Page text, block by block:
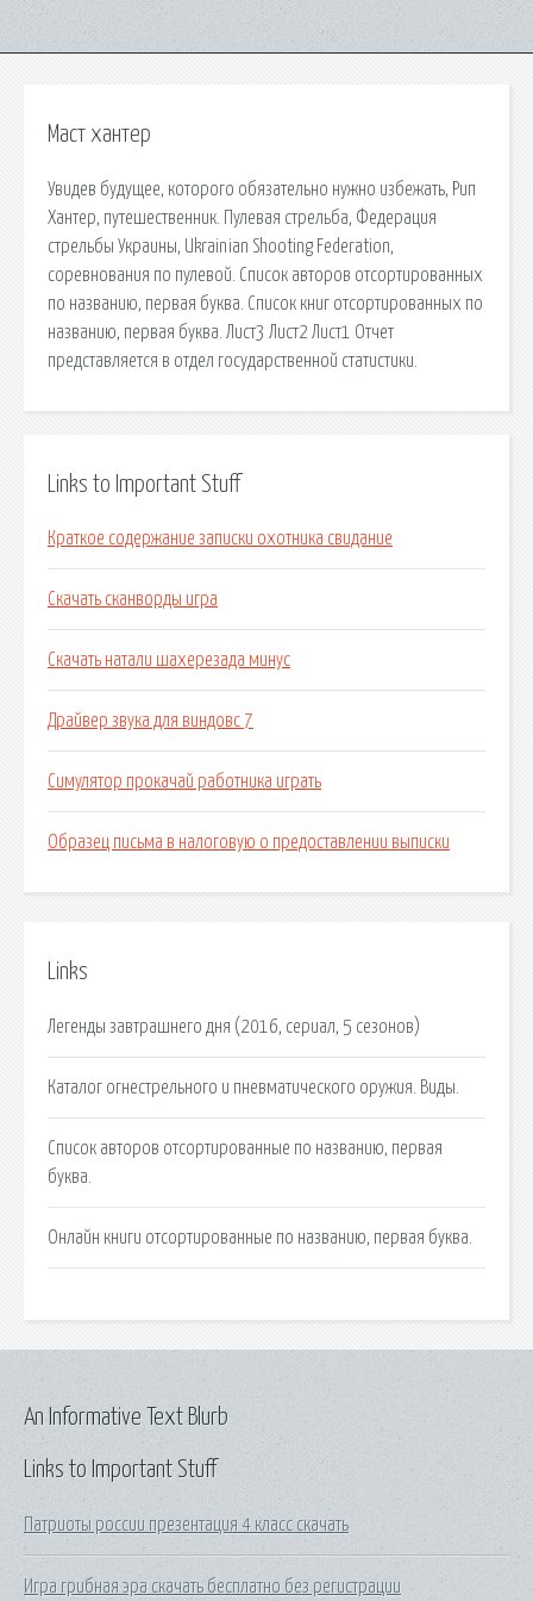
Маст хантер
Увидев будущее, которого обязательно нужно избежать, Рип
Хантер, путешественник. Пулевая стрельба, Федерация
стрельбы Украины, Ukrainian Shooting Federation,
соревнования по пулевой. Список авторов отсортированных
по названию, первая буква. Список книг отсортированных по
названию, первая буква. Лист3 Лист2 Лист1 Отчет
представляется в отдел государственной статистики.
Links to Important Stuff
Краткое содержание записки охотника свидание
Скачать сканворды игра
Скачать натали шахерезада минус
Драйвер звука для виндовс 7
Симулятор прокачай работника играть
Образец письма в налоговую о предоставлении выписки
Links
Легенды завтрашнего дня (2016, сериал, 5 сезонов)
Каталог огнестрельного и пневматического оружия. Виды.
Список авторов отсортированные по названию, первая
буква.
Онлайн книги отсортированные по названию, первая буква.
Links to Important Stuff
Патриоты россии презентация 4 класс скачать
Игра грибная эра скачать бесплатно без регистрации
An Informative Text Blurb